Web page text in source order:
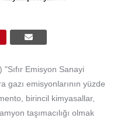
Emisyon Sanayi
gazı emisyonlarının yüzde
birincil kimyasallar,
taşımacılığı olmak